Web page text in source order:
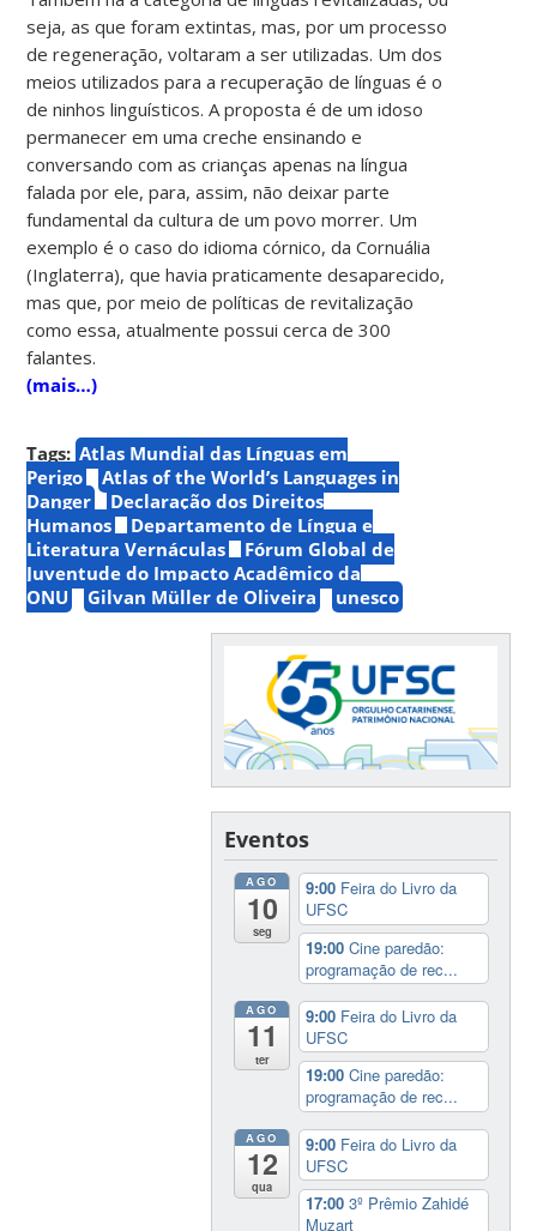
seja, as que foram extintas, mas, por um processo
de regeneração, voltaram a ser utilizadas. Um dos
meios utilizados para a recuperação de línguas é o
de ninhos linguísticos. A proposta é de um idoso
permanecer em uma creche ensinando e
conversando com as crianças apenas na língua
falada por ele, para, assim, não deixar parte
fundamental da cultura de um povo morrer. Um
exemplo é o caso do idioma córnico, da Cornuália
(Inglaterra), que havia praticamente desaparecido,
mas que, por meio de políticas de revitalização
como essa, atualmente possui cerca de 300
falantes.
(mais…)
Tags: Atlas Mundial das Línguas em
Perigo
Atlas of the World’s Languages in
Danger
Declaração dos Direitos
Humanos
Departamento de Língua e
Literatura Vernáculas
Fórum Global de
Juventude do Impacto Acadêmico da
ONU
Gilvan Müller de Oliveira unesco
Eventos
AGO
10
seg
9:00 Feira do Livro da
UFSC
19:00Cine paredão:
programação de rec...
AGO
11
ter
9:00 Feira do Livro da
UFSC
19:00Cine paredão:
programação de rec...
AGO
12
qua
9:00 Feira do Livro da
UFSC
17:003º Prêmio Zahidé
Muzart